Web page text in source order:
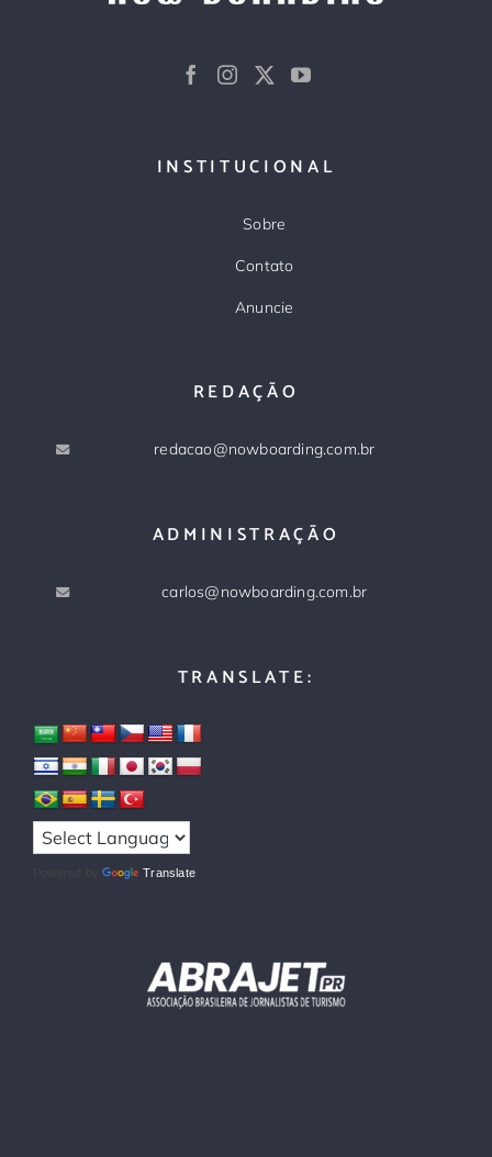
INSTITUCIONAL
Sobre
Contato
Anuncie
REDAÇÃO
redacao@nowboarding.com.br
ADMINISTRAÇÃO
carlos@nowboarding.com.br
TRANSLATE:
Powered by Translate